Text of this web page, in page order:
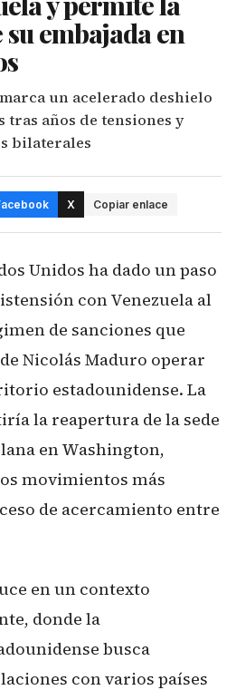
embajada en
un acelerado deshielo
tras años de tensiones y
bilaterales
X Copiar enlace
Unidos ha dado un paso
con Venezuela al
de sanciones que
Nicolás Maduro operar
estadounidense. La
la reapertura de la sede
en Washington,
movimientos más
de acercamiento entre
en un contexto
donde la
busca
con varios países